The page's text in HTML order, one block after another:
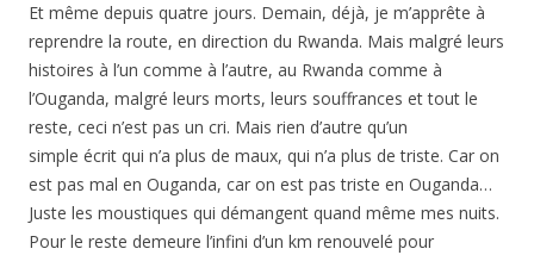
Et même depuis quatre jours. Demain, déjà, je m’apprête à
reprendre la route, en direction du Rwanda. Mais malgré leurs
histoires à l’un comme à l’autre, au Rwanda comme à
l’Ouganda, malgré leurs morts, leurs souffrances et tout le
reste, ceci n’est pas un cri. Mais rien d’autre qu’un
simple écrit qui n’a plus de maux, qui n’a plus de triste. Car on
est pas mal en Ouganda, car on est pas triste en Ouganda…
Juste les moustiques qui démangent quand même mes nuits.
Pour le reste demeure l’infini d’un km renouvelé pour